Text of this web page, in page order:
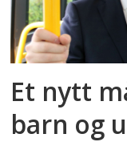
Et nytt
barn og